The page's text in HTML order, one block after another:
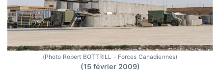
(Photo Robert BOTTRILL - Forces Canadiennes)
(15 février 2009)